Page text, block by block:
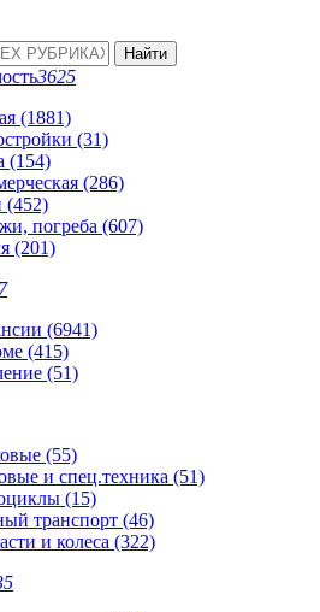
3625
(1881)
(31)
(154)
(286)
(452)
погреба (607)
(201)
(6941)
(415)
(51)
(55)
и спец.техника (51)
(15)
транспорт (46)
и колеса (322)